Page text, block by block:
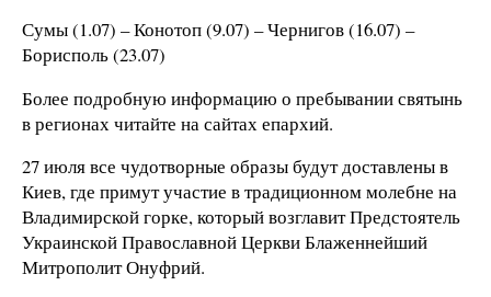
Сумы (1.07) – Конотоп (9.07) – Чернигов (16.07) –
Борисполь (23.07)
Более подробную информацию о пребывании святынь
в регионах читайте на сайтах епархий.
27 июля все чудотворные образы будут доставлены в
Киев, где примут участие в традиционном молебне на
Владимирской горке, который возглавит Предстоятель
Украинской Православной Церкви Блаженнейший
Митрополит Онуфрий.